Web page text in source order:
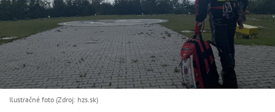
Ilustračné foto (Zdroj: hzs.sk)